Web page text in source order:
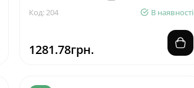
Код: 204 В наявності
1281.78грн.